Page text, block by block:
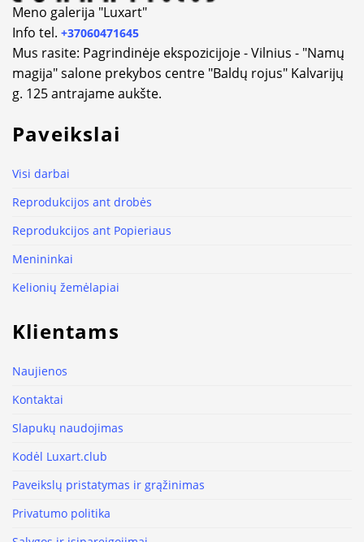
Meno galerija "Luxart"
Info tel. +37060471645
Mus rasite: Pagrindinėje ekspozicijoje - Vilnius - "Namų
magija" salone prekybos centre "Baldų rojus" Kalvarijų
g. 125 antrajame aukšte.
Paveikslai
Visi darbai
Reprodukcijos ant drobės
Reprodukcijos ant Popieriaus
Menininkai
Kelionių žemėlapiai
Klientams
Naujienos
Kontaktai
Slapukų naudojimas
Kodėl Luxart.club
Paveikslų pristatymas ir grąžinimas
Privatumo politika